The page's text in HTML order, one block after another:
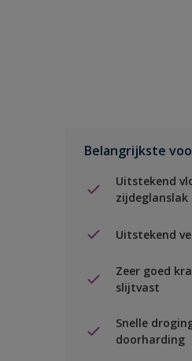
Belangrijkste
Uitstekend
zijdeglanslak
Uitstekend
Zeer goed
slijtvast
Snelle
doorharding